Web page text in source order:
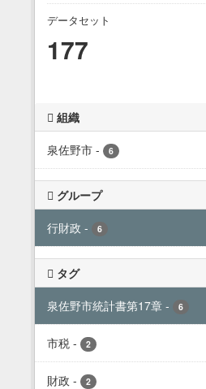
データセット
177
組織
泉佐野市 - 6
グループ
行財政 - 6
タグ
泉佐野市統計書第17章 - 6
市税 - 2
財政 - 2